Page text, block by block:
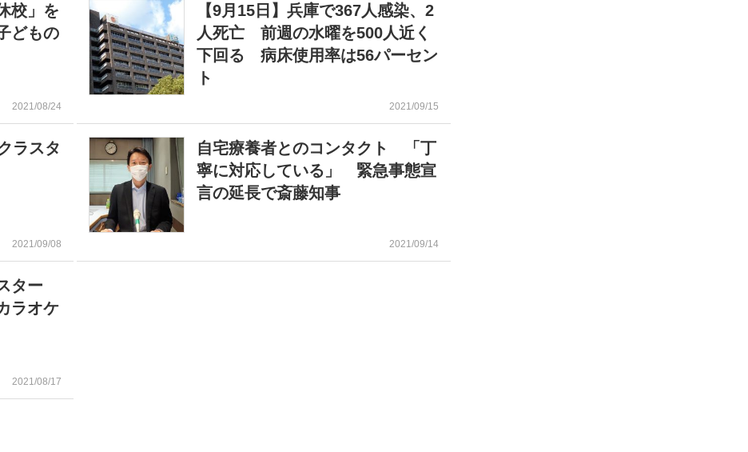
校」を
どもの
2021/08/24
【9月15日】兵庫で367人感染、2
人死亡 前週の水曜を500人近く
下回る 病床使用率は56パーセン
ト
2021/09/15
ラスタ
2021/09/08
自宅療養者とのコンタクト 「丁
寧に対応している」 緊急事態宣
言の延長で斎藤知事
2021/09/14
ター
ラオケ
2021/08/17